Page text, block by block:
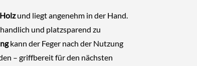
und liegt angenehm in der Hand.
und platzsparend zu
kann der Feger nach der Nutzung
– griffbereit für den nächsten